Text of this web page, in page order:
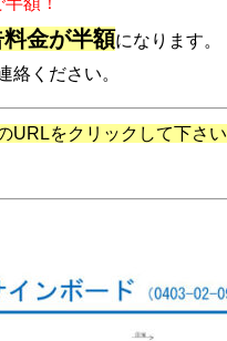
料金が半額になります。
ください。
URLをクリックして下さ